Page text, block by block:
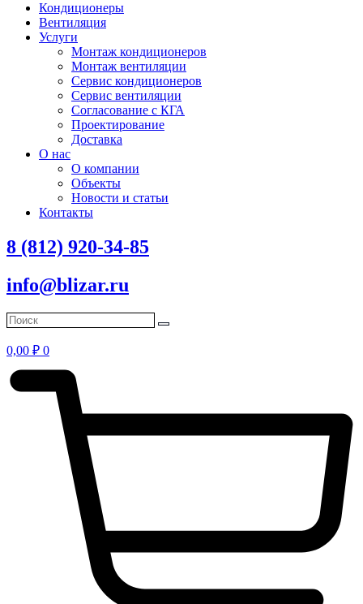
Кондиционеры
Вентиляция
Услуги
Монтаж кондиционеров
Монтаж вентиляции
Сервис кондиционеров
Сервис вентиляции
Согласование с КГА
Проектирование
Доставка
О нас
О компании
Объекты
Новости и статьи
Контакты
8 (812) 920-34-85
info@blizar.ru
0,00 ₽ 0